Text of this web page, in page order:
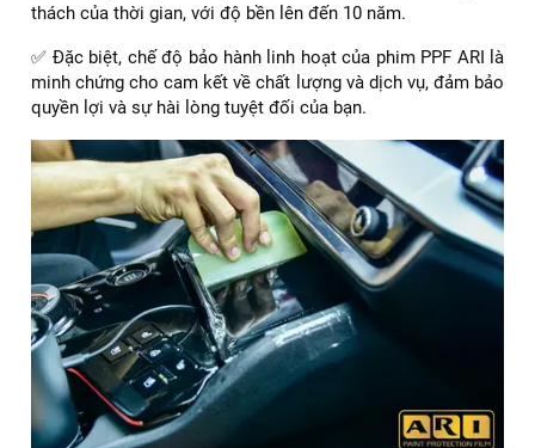
thách của thời gian, với độ bền lên đến 10 năm.
✅ Đặc biệt, chế độ bảo hành linh hoạt của phim PPF ARI là
minh chứng cho cam kết về chất lượng và dịch vụ, đảm bảo
quyền lợi và sự hài lòng tuyệt đối của bạn.